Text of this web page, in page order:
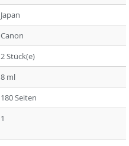
Japan
Canon
2 Stück(e)
8 ml
180 Seiten
1